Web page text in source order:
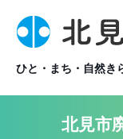
ひと・まち・自然き
北見市